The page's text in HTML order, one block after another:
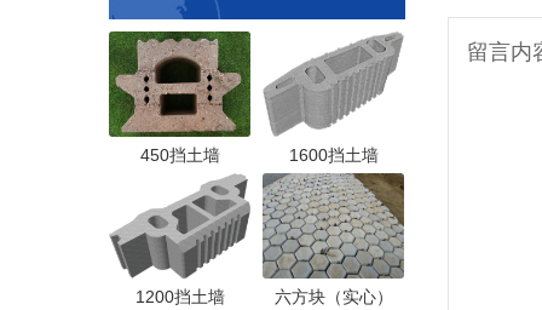
450挡土墙 1600挡土墙
1200挡土墙 六方块（实心）
留言内